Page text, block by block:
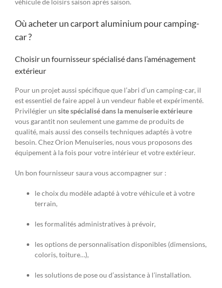
Où acheter un carport aluminium pour camping-
car ?
Choisir un fournisseur spécialisé dans l’aménagement
extérieur
Pour un projet aussi spécifique que l’abri d’un camping-car, il
est essentiel de faire appel à un vendeur fiable et expérimenté.
Privilégier un site spécialisé dans la menuiserie extérieure
vous garantit non seulement une gamme de produits de
qualité, mais aussi des conseils techniques adaptés à votre
besoin. Chez Orion Menuiseries, nous vous proposons des
équipement à la fois pour votre intérieur et votre extérieur.
Un bon fournisseur saura vous accompagner sur :
le choix du modèle adapté à votre véhicule et à votre
terrain,
les formalités administratives à prévoir,
les options de personnalisation disponibles (dimensions,
coloris, toiture…),
les solutions de pose ou d’assistance à l’installation.